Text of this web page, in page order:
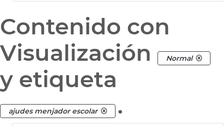
Contenido con
Visualización
Normal
y etiqueta
ajudes menjador escolar .